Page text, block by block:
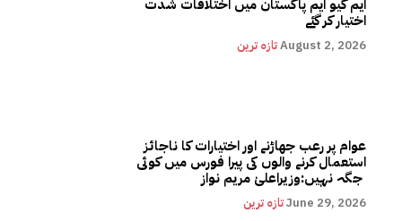
ایم کیو ایم پاکستان میں اختلافات شدت
اختیار کر گئے
تازہ ترینAugust 2, 2026
عوام پر رعب جھاڑنے اور اختیارات کا ناجائز
استعمال کرنے والوں کی پیرا فورس میں کوئی
تازہ ترینJune 29, 2026